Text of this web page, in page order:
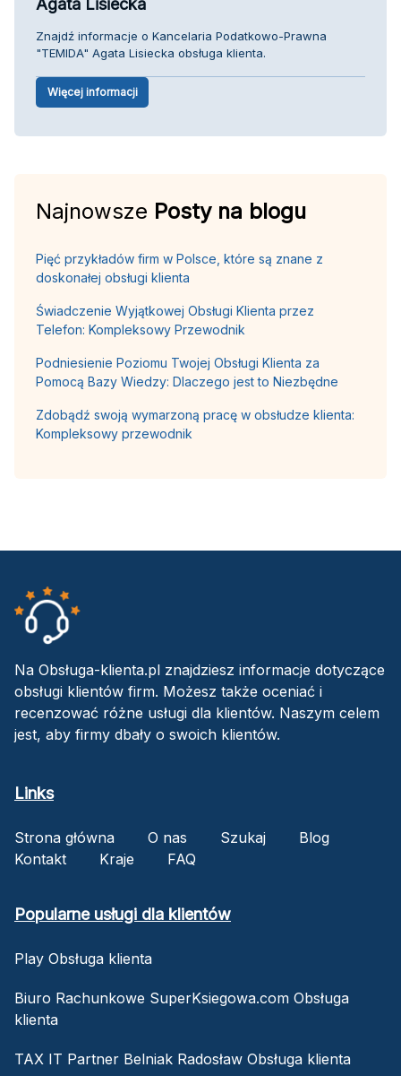
Znajdź informacje o Kancelaria Podatkowo-Prawna
"TEMIDA" Agata Lisiecka obsługa klienta.
Więcej informacji
Najnowsze Posty na blogu
Pięć przykładów firm w Polsce, które są znane z
doskonałej obsługi klienta
Świadczenie Wyjątkowej Obsługi Klienta przez
Telefon: Kompleksowy Przewodnik
Podniesienie Poziomu Twojej Obsługi Klienta za
Pomocą Bazy Wiedzy: Dlaczego jest to Niezbędne
Zdobądź swoją wymarzoną pracę w obsłudze klienta:
Kompleksowy przewodnik
Na Obsługa-klienta.pl znajdziesz informacje dotyczące
obsługi klientów firm. Możesz także oceniać i
recenzować różne usługi dla klientów. Naszym celem
jest, aby firmy dbały o swoich klientów.
Links
Strona główna O nas Szukaj
Blog
Kontakt
Kraje FAQ
Popularne usługi dla klientów
Play Obsługa klienta
Biuro Rachunkowe SuperKsiegowa.com Obsługa
klienta
TAX IT Partner Belniak Radosław Obsługa klienta